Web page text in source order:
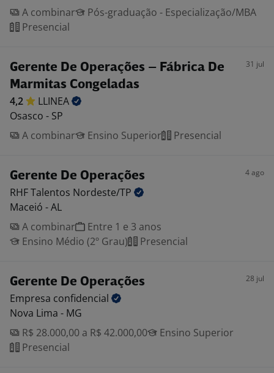
A combinar
Pós-graduação - Especialização/MBA
Presencial
Gerente De Operações – Fábrica De
Marmitas Congeladas
31 jul
4,2
LLINEA
Osasco - SP
A combinar
Ensino Superior Presencial
Gerente De Operações 4 ago
RHF Talentos Nordeste/TP
Maceió - AL
A combinar
Entre 1 e 3 anos
Ensino Médio (2º Grau)
Presencial
Gerente De Operações 28 jul
Empresa confidencial
Nova Lima - MG
R$ 28.000,00 a R$ 42.000,00
Ensino Superior
Presencial